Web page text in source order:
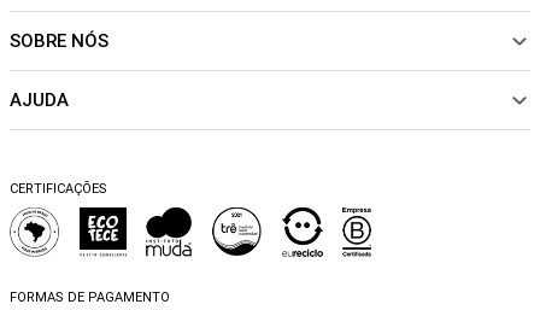
CALÇADOS
SALE
Sobre Nós
Sustentabilidade
Trocas e Devoluções
Perguntas Frequentes
Blog
SOBRE NÓS
Política de pagamento
AJUDA
Dicas de cuidados
Falar no WhatsApp
CERTIFICAÇÕES
FORMAS DE PAGAMENTO